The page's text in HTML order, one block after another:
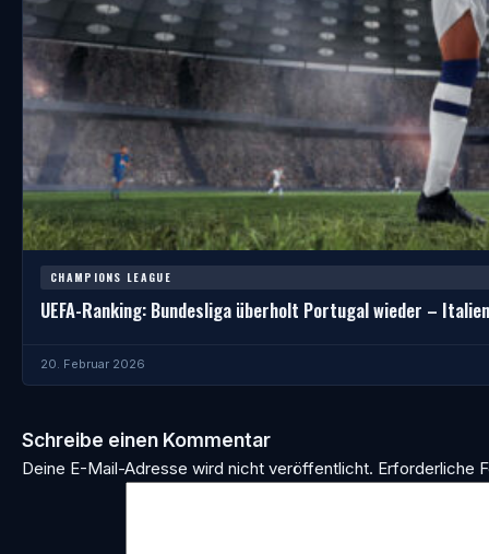
CHAMPIONS LEAGUE
UEFA-Ranking: Bundesliga überholt Portugal wieder –
20. Februar 2026
Schreibe einen Kommentar
Deine E-Mail-Adresse wird nicht veröffentlicht. Erforderliche